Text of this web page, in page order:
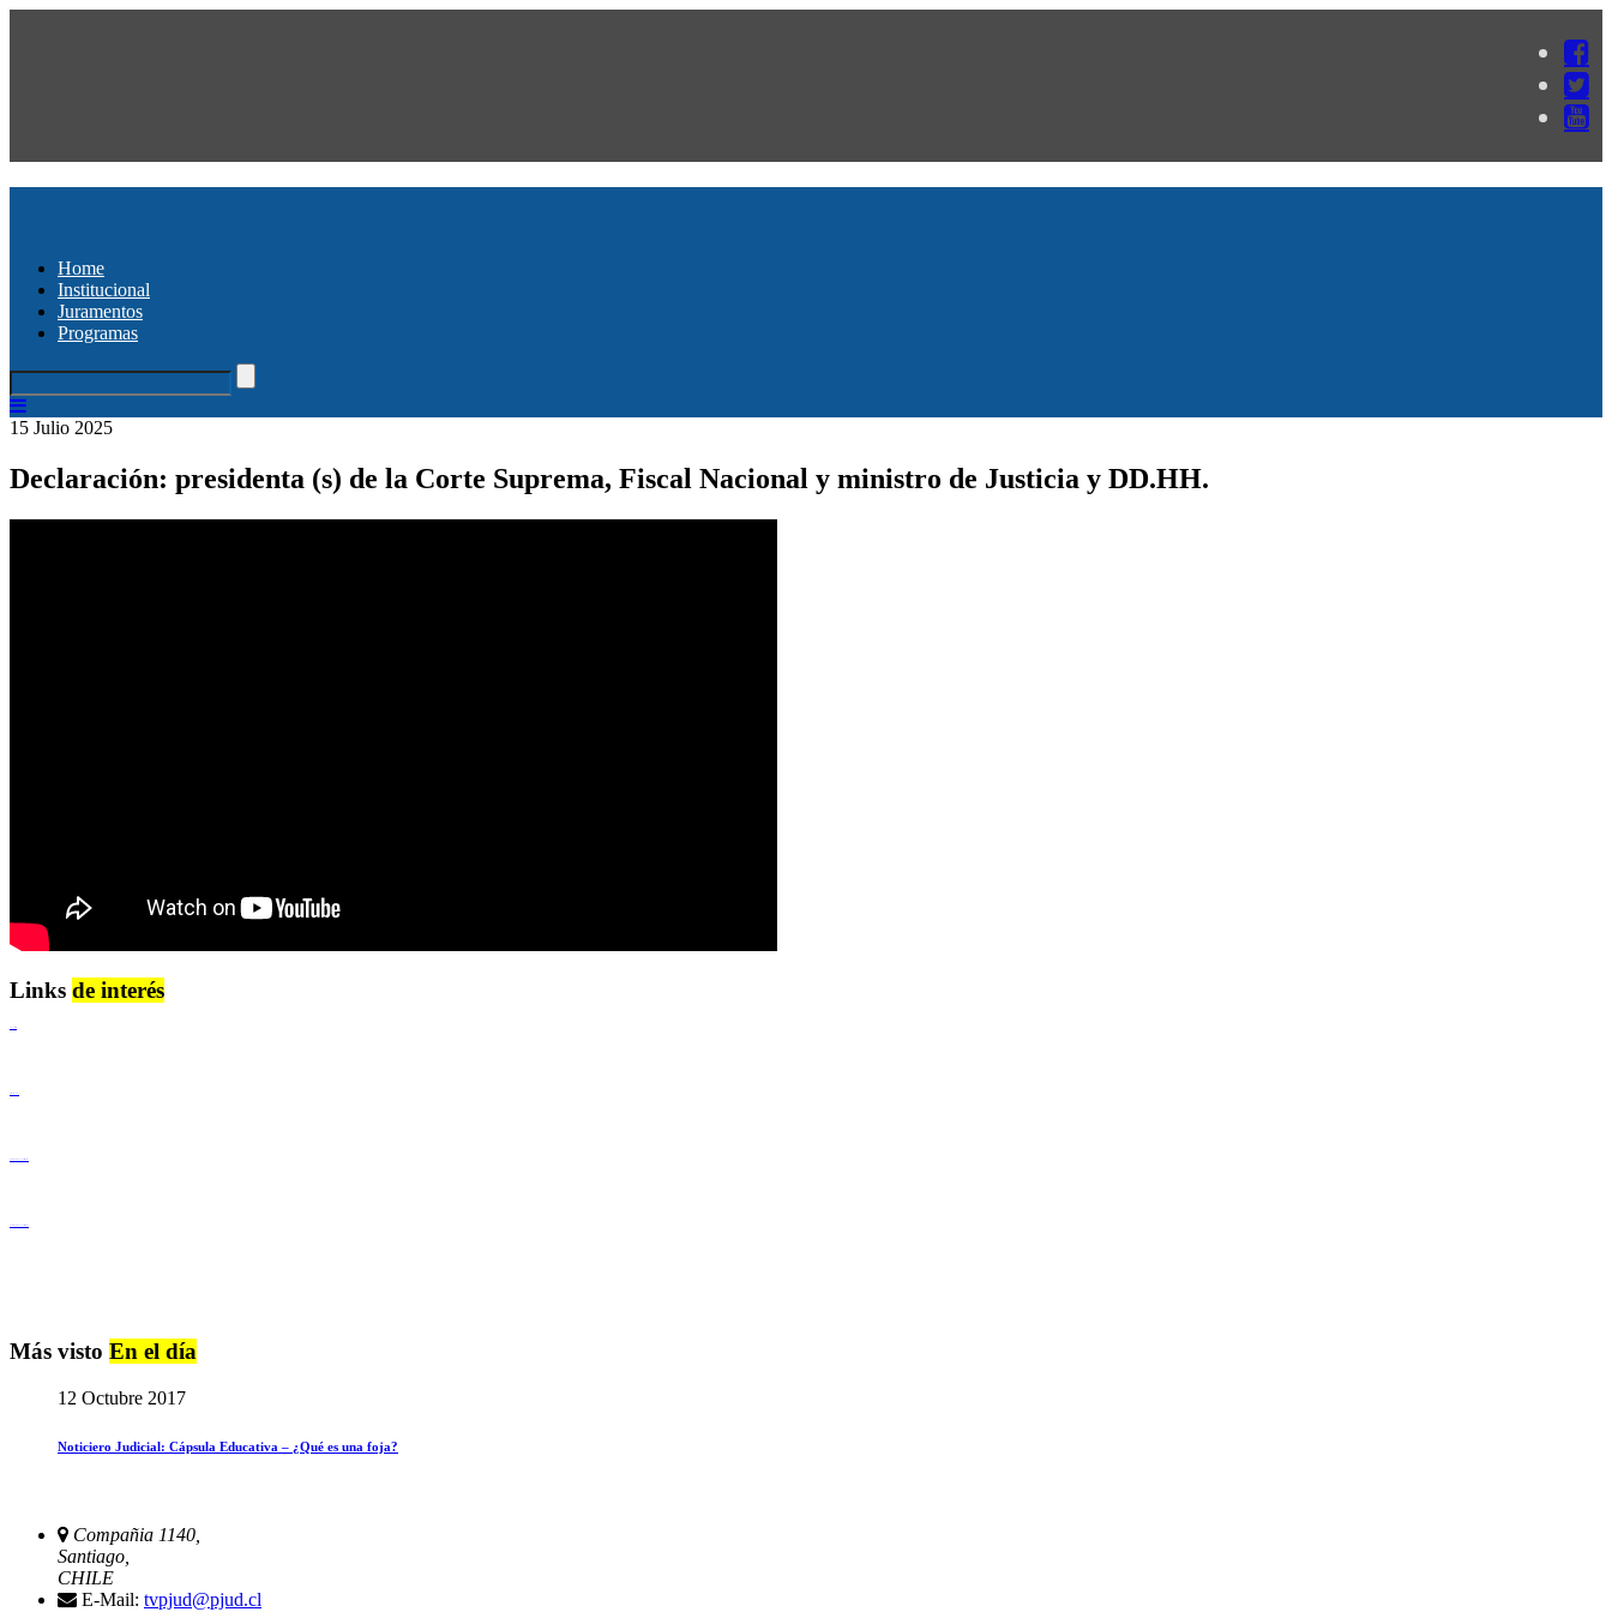
Home
Institucional
Juramentos
Programas
15 Julio 2025
Declaración: presidenta (s) de la Corte Suprema, Fiscal Nacional y ministro de Justicia y DD.HH.
Links de interés
Más visto En el día
12 Octubre 2017
Noticiero Judicial: Cápsula Educativa – ¿Qué es una foja?
Compañia 1140,
Santiago,
CHILE
E-Mail: tvpjud@pjud.cl